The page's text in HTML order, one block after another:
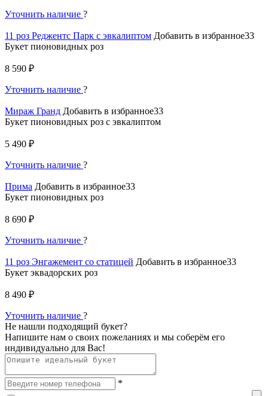
Уточнить наличие ?
11 роз Реджентс Парк с эвкалиптом Добавить в избранное33
Букет пионовидных роз
8 590 ₽
Уточнить наличие ?
Мираж Гранд Добавить в избранное33
Букет пионовидных роз с эвкалиптом
5 490 ₽
Уточнить наличие ?
Прима Добавить в избранное33
Букет пионовидных роз
8 690 ₽
Уточнить наличие ?
11 роз Энгажемент со статицей Добавить в избранное33
Букет эквадорских роз
8 490 ₽
Уточнить наличие ?
Не нашли подходящий букет?
Напишите нам о своих пожеланиях и мы соберём его
индивидуально для Вас!
*